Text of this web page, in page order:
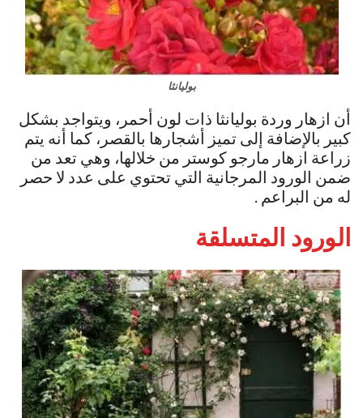
بوليانثا
أن ازهار وردة بوليانثا ذات لون أحمر، ويتواجد بشكل
كبير بالإضافة إلى تميز أشجارها بالقصر، كما أنه يتم
زراعة ازهار مارجو كوستر من خلالها، وهي تعد من
ضمن الورود المرجانية التي تحتوي على عدد لا حصر
له من البراعم .
الورود المتسلقة